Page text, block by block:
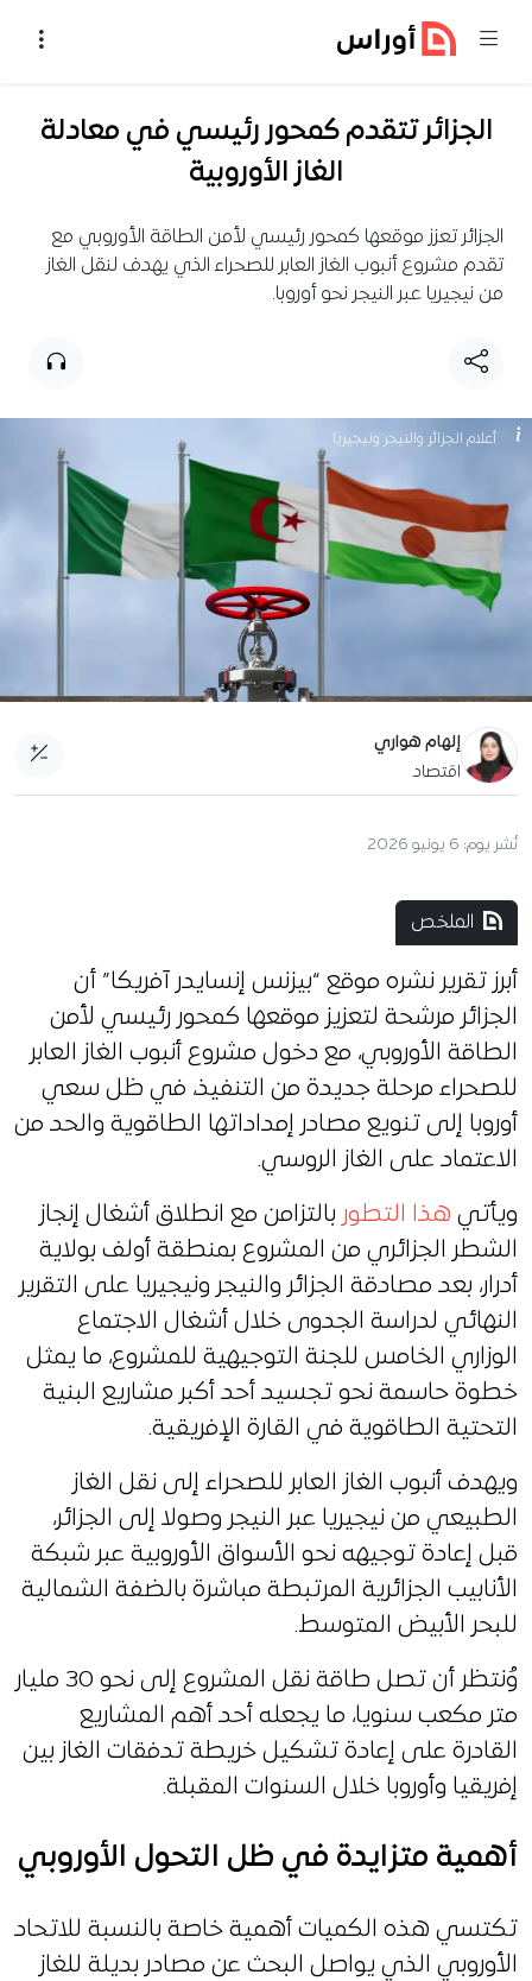
الجزائر تتقدم كمحور رئيسي في معادلة
الغاز الأوروبية
الجزائر تعزز موقعها كمحور رئيسي لأمن الطاقة الأوروبي مع
تقدم مشروع أنبوب الغاز العابر للصحراء الذي يهدف لنقل الغاز
من نيجيريا عبر النيجر نحو أوروبا.
أعلام الجزائر والنيجر ونيجيريا
إلهام هواري
اقتصاد
نُشر يوم: 6 يونيو 2026
الملخص
أبرز تقرير نشره موقع “بيزنس إنسايدر آفريكا” أن
الجزائر مرشحة لتعزيز موقعها كمحور رئيسي لأمن
الطاقة الأوروبي، مع دخول مشروع أنبوب الغاز العابر
للصحراء مرحلة جديدة من التنفيذ، في ظل سعي
أوروبا إلى تنويع مصادر إمداداتها الطاقوية والحد من
الاعتماد على الغاز الروسي.
ويأتي هذا التطور بالتزامن مع انطلاق أشغال إنجاز
الشطر الجزائري من المشروع بمنطقة أولف بولاية
أدرار، بعد مصادقة الجزائر والنيجر ونيجيريا على التقرير
النهائي لدراسة الجدوى خلال أشغال الاجتماع
الوزاري الخامس للجنة التوجيهية للمشروع، ما يمثل
خطوة حاسمة نحو تجسيد أحد أكبر مشاريع البنية
التحتية الطاقوية في القارة الإفريقية.
ويهدف أنبوب الغاز العابر للصحراء إلى نقل الغاز
الطبيعي من نيجيريا عبر النيجر وصولا إلى الجزائر،
قبل إعادة توجيهه نحو الأسواق الأوروبية عبر شبكة
الأنابيب الجزائرية المرتبطة مباشرة بالضفة الشمالية
للبحر الأبيض المتوسط.
وُنتظر أن تصل طاقة نقل المشروع إلى نحو 30 مليار
متر مكعب سنويا، ما يجعله أحد أهم المشاريع
القادرة على إعادة تشكيل خريطة تدفقات الغاز بين
إفريقيا وأوروبا خلال السنوات المقبلة.
أهمية متزايدة في ظل التحول الأوروبي
تكتسي هذه الكميات أهمية خاصة بالنسبة للاتحاد
الأوروبي الذي يواصل البحث عن مصادر بديلة للغاز